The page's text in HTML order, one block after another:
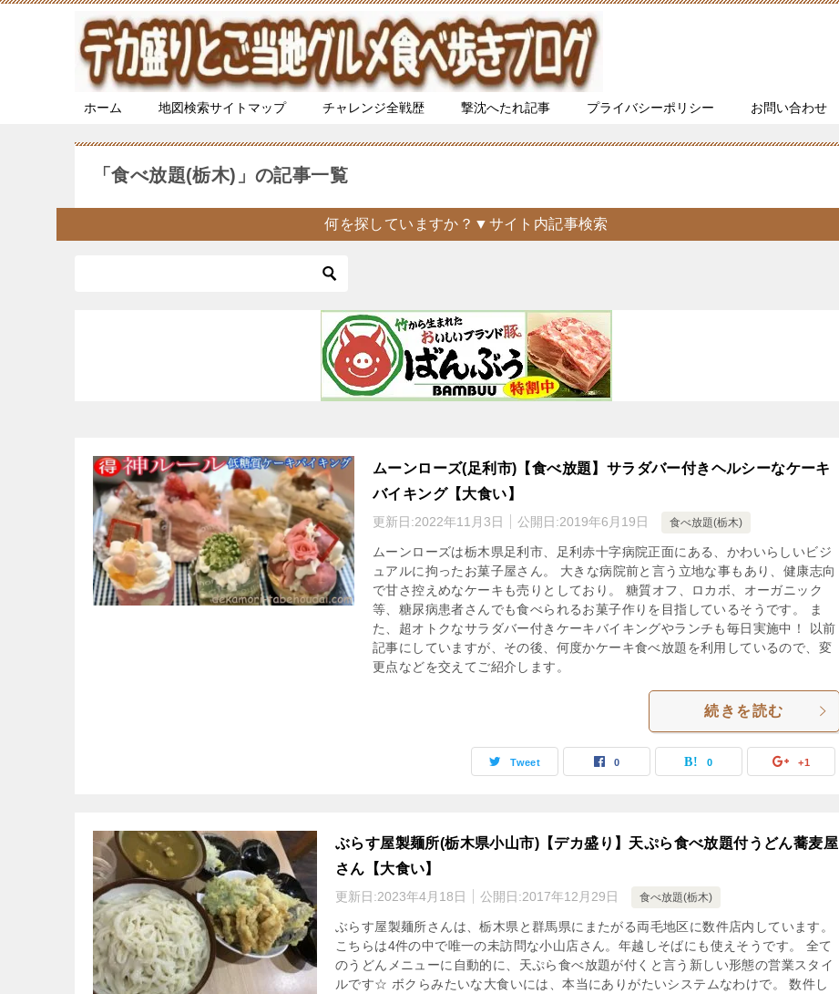
ホーム 地図検索サイトマップ チャレンジ全戦歴 撃沈へたれ記事 プライバシーポリシー お問い合わせ
「食べ放題(栃木)」の記事一覧
何を探していますか？▼サイト内記事検索
ムーンローズ(足利市)【食べ放題】サラダバー付きヘルシーなケーキ
バイキング【大食い】
更新日:2022年11月3日 公開日:2019年6月19日 食べ放題(栃木)
ムーンローズは栃木県足利市、足利赤十字病院正面にある、かわいらしいビジ
ュアルに拘ったお菓子屋さん。 大きな病院前と言う立地な事もあり、健康志向
で甘さ控えめなケーキも売りとしており。 糖質オフ、ロカボ、オーガニック
等、糖尿病患者さんでも食べられるお菓子作りを目指しているそうです。 ま
た、超オトクなサラダバー付きケーキバイキングやランチも毎日実施中！ 以前
記事にしていますが、その後、何度かケーキ食べ放題を利用しているので、変
更点などを交えてご紹介します。
続きを読む
Tweet 0 0 +1
ぶらす屋製麺所(栃木県小山市)【デカ盛り】天ぷら食べ放題付うどん蕎麦屋
さん【大食い】
更新日:2023年4月18日 公開日:2017年12月29日 食べ放題(栃木)
ぶらす屋製麺所さんは、栃木県と群馬県にまたがる両毛地区に数件店内しています。
こちらは4件の中で唯一の未訪問な小山店さん。年越しそばにも使えそうです。 全て
のうどんメニューに自動的に、天ぷら食べ放題が付くと言う新しい形態の営業スタイ
ルです☆ ボクらみたいな大食いには、本当にありがたいシステムなわけで。 数件し